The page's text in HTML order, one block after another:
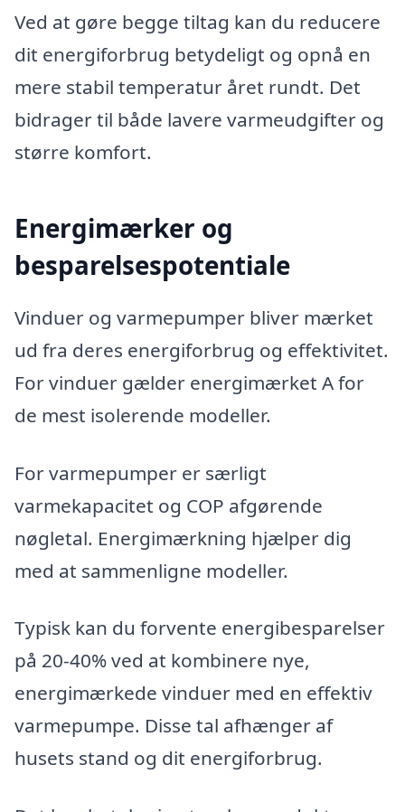
Ved at gøre begge tiltag kan du reducere
dit energiforbrug betydeligt og opnå en
mere stabil temperatur året rundt. Det
bidrager til både lavere varmeudgifter og
større komfort.
Energimærker og
besparelsespotentiale
Vinduer og varmepumper bliver mærket
ud fra deres energiforbrug og effektivitet.
For vinduer gælder energimærket A for
de mest isolerende modeller.
For varmepumper er særligt
varmekapacitet og COP afgørende
nøgletal. Energimærkning hjælper dig
med at sammenligne modeller.
Typisk kan du forvente energibesparelser
på 20-40% ved at kombinere nye,
energimærkede vinduer med en effektiv
varmepumpe. Disse tal afhænger af
husets stand og dit energiforbrug.